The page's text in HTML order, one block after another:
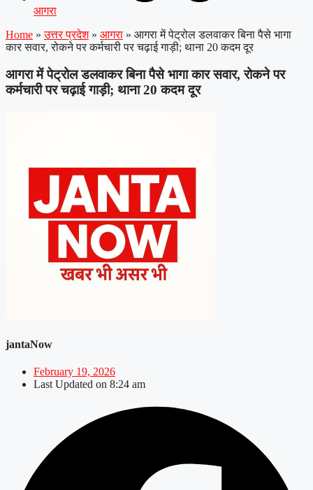
आगरा
Home » उत्तर प्रदेश » आगरा » आगरा में पेट्रोल डलवाकर बिना पैसे भागा
कार सवार, रोकने पर कर्मचारी पर चढ़ाई गाड़ी; थाना 20 कदम दूर
आगरा में पेट्रोल डलवाकर बिना पैसे भागा कार सवार, रोकने पर
कर्मचारी पर चढ़ाई गाड़ी; थाना 20 कदम दूर
jantaNow
February 19, 2026
Last Updated on 8:24 am